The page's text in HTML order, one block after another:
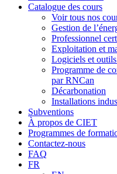
Catalogue des cours
Voir tous nos
Gestion de
Professionnel
Exploitation et
Logiciels et
Programme de
par RNCan
Décarbonation
Installations
Subventions
À propos de CIET
Programmes de
Contactez-nous
FAQ
FR